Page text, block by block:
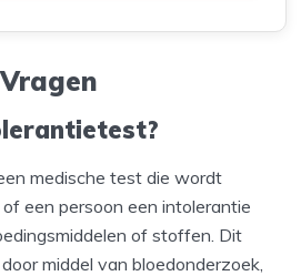
medische test die wordt
een persoon een intolerantie
of stoffen. Dit
middel van bloedonderzoek,